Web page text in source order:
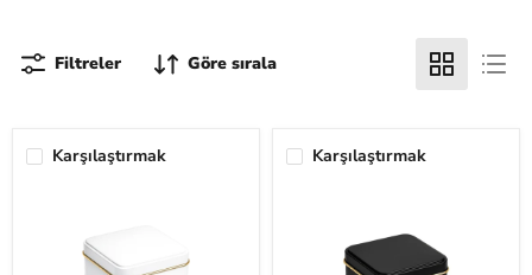
Filtreler Göre sırala
Karşılaştırmak Karşılaştırmak